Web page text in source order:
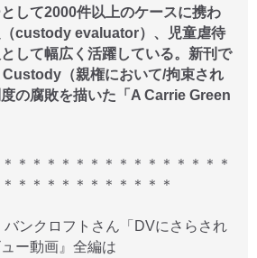
して2000件以上のケースに携わ
custody evaluator）、児童虐待
して幅広く活躍している。新刊で
（親権において/拘束され
の腐敗を描いた「A Carrie Green
＊＊＊＊＊＊＊＊＊＊＊＊＊＊＊
＊＊＊＊＊＊＊＊＊＊＊
バンクロフトさん「DVにさらされ
ー動画』全編は